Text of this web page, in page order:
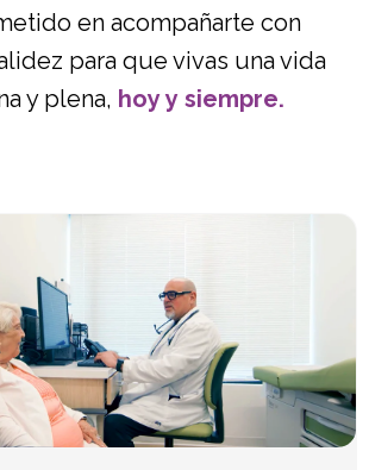
en acompañarte con
para que vivas una vida
y plena, hoy y siempre.